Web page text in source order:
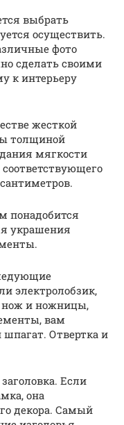
выбрать
осуществить.
фото
сделать своими
к интерьеру
жесткой
толщиной
мягкости
понадобится
украшения
электролобзик,
нож и ножницы,
вам
Отвертка и
Если
она
декора. Самый